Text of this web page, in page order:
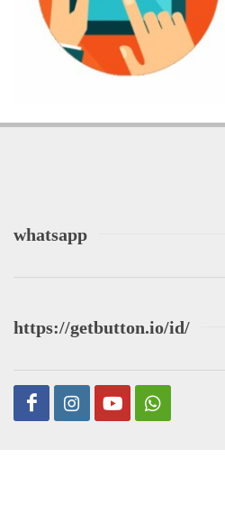
whatsapp
https://getbutton.io/id/